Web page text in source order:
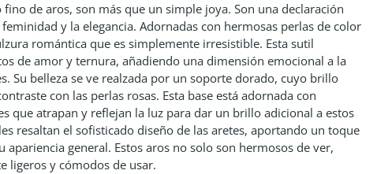
fino de aros, son más que un simple joya. Son una declaración
y la elegancia. Adornadas con hermosas perlas de color
romántica que es simplemente irresistible. Esta sutil
de amor y ternura, añadiendo una dimensión emocional a la
Su belleza se ve realzada por un soporte dorado, cuyo brillo
con las perlas rosas. Esta base está adornada con
que atrapan y reflejan la luz para dar un brillo adicional a estos
resaltan el sofisticado diseño de las aretes, aportando un toque
apariencia general. Estos aros no solo son hermosos de ver,
ligeros y cómodos de usar.